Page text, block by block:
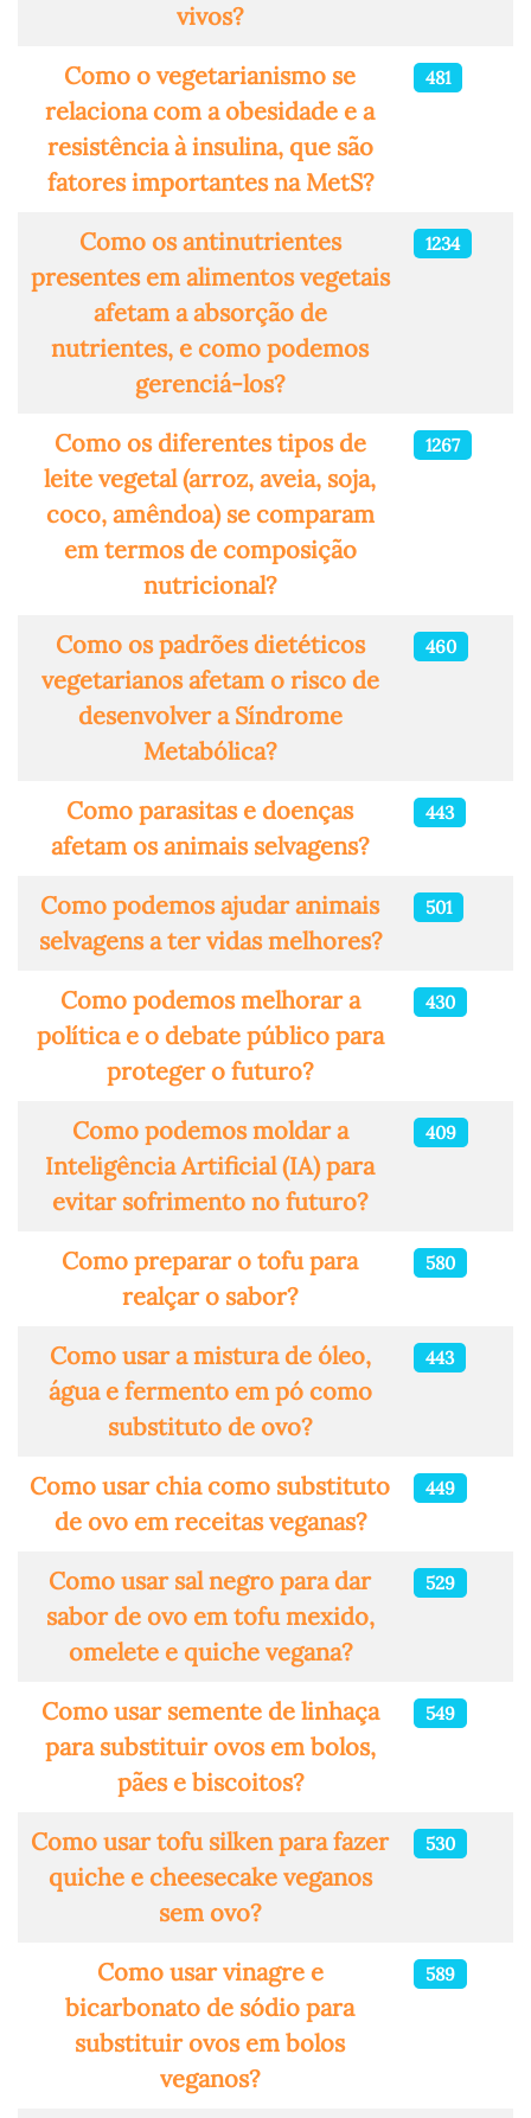
vivos?
Como o vegetarianismo se
relaciona com a obesidade e a
resistência à insulina, que são
fatores importantes na MetS?
481
Como os antinutrientes
presentes em alimentos vegetais
afetam a absorção de
nutrientes, e como podemos
gerenciá-los?
1234
Como os diferentes tipos de
leite vegetal (arroz, aveia, soja,
coco, amêndoa) se comparam
em termos de composição
nutricional?
1267
Como os padrões dietéticos
vegetarianos afetam o risco de
desenvolver a Síndrome
Metabólica?
460
Como parasitas e doenças
afetam os animais selvagens?
443
Como podemos ajudar animais
selvagens a ter vidas melhores?
501
Como podemos melhorar a
política e o debate público para
proteger o futuro?
430
Como podemos moldar a
Inteligência Artificial (IA) para
evitar sofrimento no futuro?
409
Como preparar o tofu para
realçar o sabor?
580
Como usar a mistura de óleo,
água e fermento em pó como
substituto de ovo?
443
Como usar chia como substituto
de ovo em receitas veganas?
449
Como usar sal negro para dar
sabor de ovo em tofu mexido,
omelete e quiche vegana?
529
Como usar semente de linhaça
para substituir ovos em bolos,
pães e biscoitos?
549
Como usar tofu silken para fazer
quiche e cheesecake veganos
sem ovo?
530
Como usar vinagre e
bicarbonato de sódio para
substituir ovos em bolos
veganos?
589